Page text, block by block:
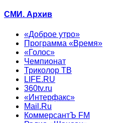
СМИ. Архив
«Доброе утро»
Программа «Время»
«Голос»
Чемпионат
Триколор ТВ
LIFE.RU
360tv.ru
«Интерфакс»
Mail.Ru
КоммерсантЪ FM